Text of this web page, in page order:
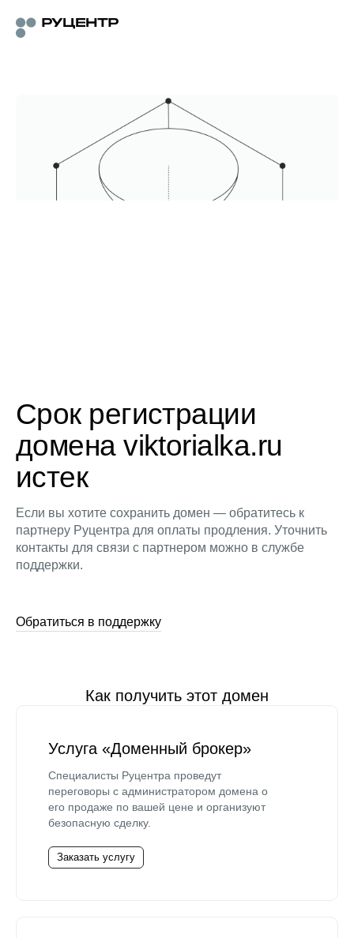
Срок регистрации
домена viktorialka.ru
истек
Если вы хотите сохранить домен — обратитесь к
партнеру Руцентра для оплаты продления. Уточнить
контакты для связи с партнером можно в службе
поддержки.
Обратиться в поддержку
Как получить этот домен
Услуга «Доменный брокер»
Специалисты Руцентра проведут
переговоры с администратором домена о
его продаже по вашей цене и организуют
безопасную сделку.
Заказать услугу